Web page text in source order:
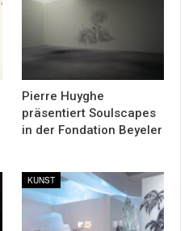
Pierre Huyghe
präsentiert Soulscapes
in der Fondation Beyeler
KUNST